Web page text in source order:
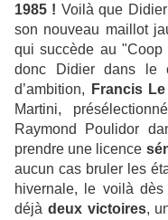
1985 ! Voilà que
son nouveau maillot
qui succède au "Coop
donc Didier dans le
d’ambition,
Francis
Martini,
Raymond Poulidor
prendre une licence
aucun cas bruler les
hivernale, le voilà
déjà deux victoires,